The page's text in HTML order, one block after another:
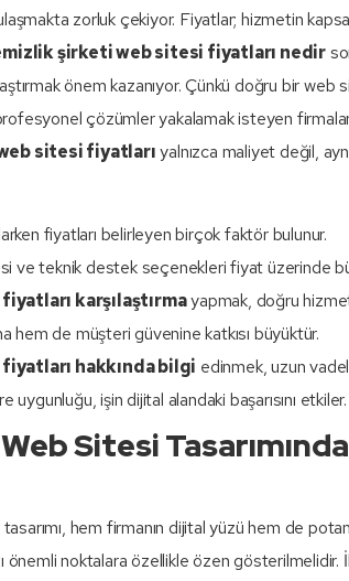
zorluk çekiyor. Fiyatlar; hizmetin
şirketi web sitesi fiyatları nedir
önem kazanıyor. Çünkü doğru bir
çözümler yakalamak isteyen
sitesi fiyatlarıyalnızca maliyet değil,
fiyatları belirleyen birçok faktör bulunur.
ve teknik destek seçenekleri fiyat üzerinde
karşılaştırmayapmak, doğru
hem de müşteri güvenine katkısı büyüktür.
hakkında bilgi edinmek, uzun
işin dijital alandaki başarısını etkiler.
Sitesi
hem firmanın dijital yüzü hem de
önemli noktalara özellikle özen gösterilmelidir.